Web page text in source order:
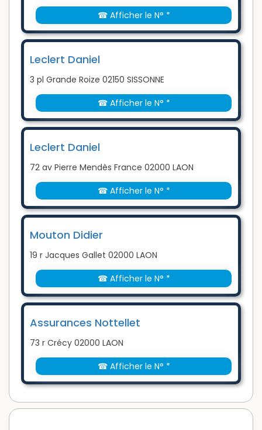
☎ Afficher le N° *
Leclert Daniel
3 pl Grande Roize 02150 SISSONNE
☎ Afficher le N° *
Leclert Daniel
72 av Pierre Mendès France 02000 LAON
☎ Afficher le N° *
Mouton Didier
19 r Jacques Gallet 02000 LAON
☎ Afficher le N° *
Assurances Nottellet
73 r Crécy 02000 LAON
☎ Afficher le N° *